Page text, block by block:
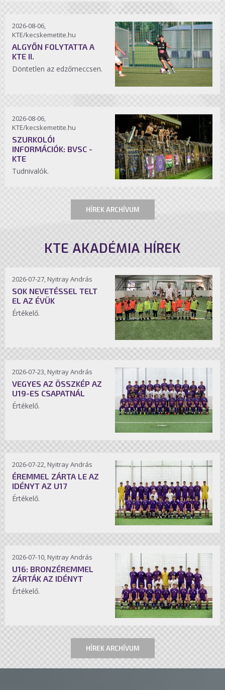
2026-08-06,
KTE/kecskemetite.hu
ALGYŐN FOLYTATTA A
KTE II.
Döntetlen az edzőmeccsen.
2026-08-06,
KTE/kecskemetite.hu
SZURKOLÓI
INFORMÁCIÓK: BVSC -
KTE
Tudnivalók.
HÍREK ARCHÍVUM
KTE AKADÉMIA HÍREK
2026-07-27, Nyitray András
SOK NEVETÉSSEL TELT
EL AZ ÉVÜK
Értékelő.
2026-07-23, Nyitray András
VEGYES AZ ÖSSZKÉP AZ
U19-ES CSAPATNÁL
Értékelő.
2026-07-22, Nyitray András
ÉREMMEL ZÁRTA LE AZ
IDÉNYT AZ U17
Értékelő.
2026-07-10, Nyitray András
U16: BRONZÉREMMEL
ZÁRTÁK AZ IDÉNYT
Értékelő.
HÍREK ARCHÍVUM